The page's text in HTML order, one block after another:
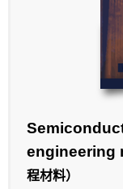
engineering
程材料）